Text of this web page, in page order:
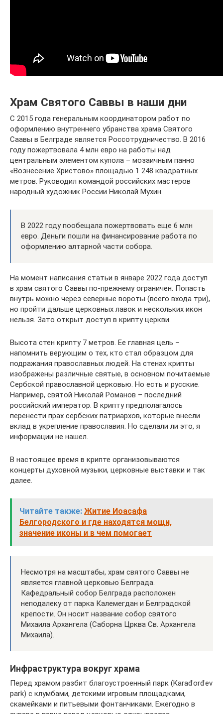
Храм Святого Саввы в наши дни
С 2015 года генеральным координатором работ по
оформлению внутреннего убранства храма Святого
Саавы в Белграде является Россотрудничество. В 2016
году пожертвовала 4 млн евро на работы над
центральным элементом купола – мозаичным панно
«Вознесение Христово» площадью 1 248 квадратных
метров. Руководил командой российских мастеров
народный художник России Николай Мухин.
В 2022 году пообещала пожертвовать еще 6 млн
евро. Деньги пошли на финансирование работа по
оформлению алтарной части собора.
На момент написания статьи в январе 2022 года доступ
в храм святого Саввы по-прежнему ограничен. Попасть
внутрь можно через северные вороты (всего входа три),
но пройти дальше церковных лавок и нескольких икон
нельзя. Зато открыт доступ в крипту церкви.
Высота стен крипту 7 метров. Ее главная цель –
напомнить верующим о тех, кто стал образцом для
подражания православных людей. На стенах крипты
изображены различные святые, в основном почитаемые
Сербской православной церковью. Но есть и русские.
Например, святой Николай Романов – последний
российский император. В крипту предполагалось
перенести прах сербских патриархов, которые внесли
вклад в укрепление православия. Но сделали ли это, я
информации не нашел.
В настоящее время в крипте организовываются
концерты духовной музыки, церковные выставки и так
далее.
Читайте также: Житие Иоасафа
Белгородского и где находятся мощи,
значение иконы и в чем помогает
Несмотря на масштабы, храм святого Саввы не
является главной церковью Белграда.
Кафедральный собор Белграда расположен
неподалеку от парка Калемегдан и Белградской
крепости. Он носит название собор святого
Михаила Архангела (Саборна Црква Св. Архангела
Михаила).
Инфраструктура вокруг храма
Перед храмом разбит благоустроенный парк (Karađorđev
park) с клумбами, детскими игровым площадками,
скамейками и питьевыми фонтанчиками. Ежегодно в